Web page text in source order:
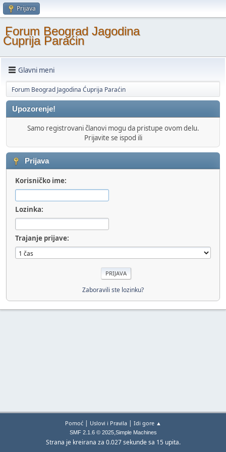
Prijava
Forum Beograd Jagodina
Ćuprija Paraćin
Glavni meni
Forum Beograd Jagodina Ćuprija Paraćin
Upozorenje!
Samo registrovani članovi mogu da pristupe ovom delu.
Prijavite se ispod ili
Prijava
Korisničko ime:
Lozinka:
Trajanje prijave:
Zaboravili ste lozinku?
Pomoć| Uslovi i Pravila| Idi gore ▲
SMF 2.1.6 © 2025,Simple Machines
Strana je kreirana za 0.027 sekunde sa 15 upita.